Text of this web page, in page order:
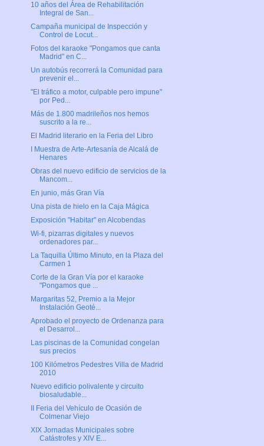
10 años del Área de Rehabilitación
Integral de San...
Campaña municipal de Inspección y
Control de Locut...
Fotos del karaoke "Pongamos que canta
Madrid" en C...
Un autobús recorrerá la Comunidad para
prevenir el...
"El tráfico a motor, culpable pero impune"
por Ped...
Más de 1.800 madrileños nos hemos
suscrito a la re...
El Madrid literario en la Feria del Libro
I Muestra de Arte-Artesanía de Alcalá de
Henares
Obras del nuevo edificio de servicios de la
Mancom...
En junio, más Gran Vía
Una pista de hielo en la Caja Mágica
Exposición "Habitar" en Alcobendas
Wi-fi, pizarras digitales y nuevos
ordenadores par...
La Taquilla Último Minuto, en la Plaza del
Carmen 1
Corte de la Gran Vía por el karaoke
"Pongamos que ...
Margaritas 52, Premio a la Mejor
Instalación Geoté...
Aprobado el proyecto de Ordenanza para
el Desarrol...
Las piscinas de la Comunidad congelan
sus precios
100 Kilómetros Pedestres Villa de Madrid
2010
Nuevo edificio polivalente y circuito
biosaludable...
II Feria del Vehículo de Ocasión de
Colmenar Viejo
XIX Jornadas Municipales sobre
Catástrofes y XIV E...